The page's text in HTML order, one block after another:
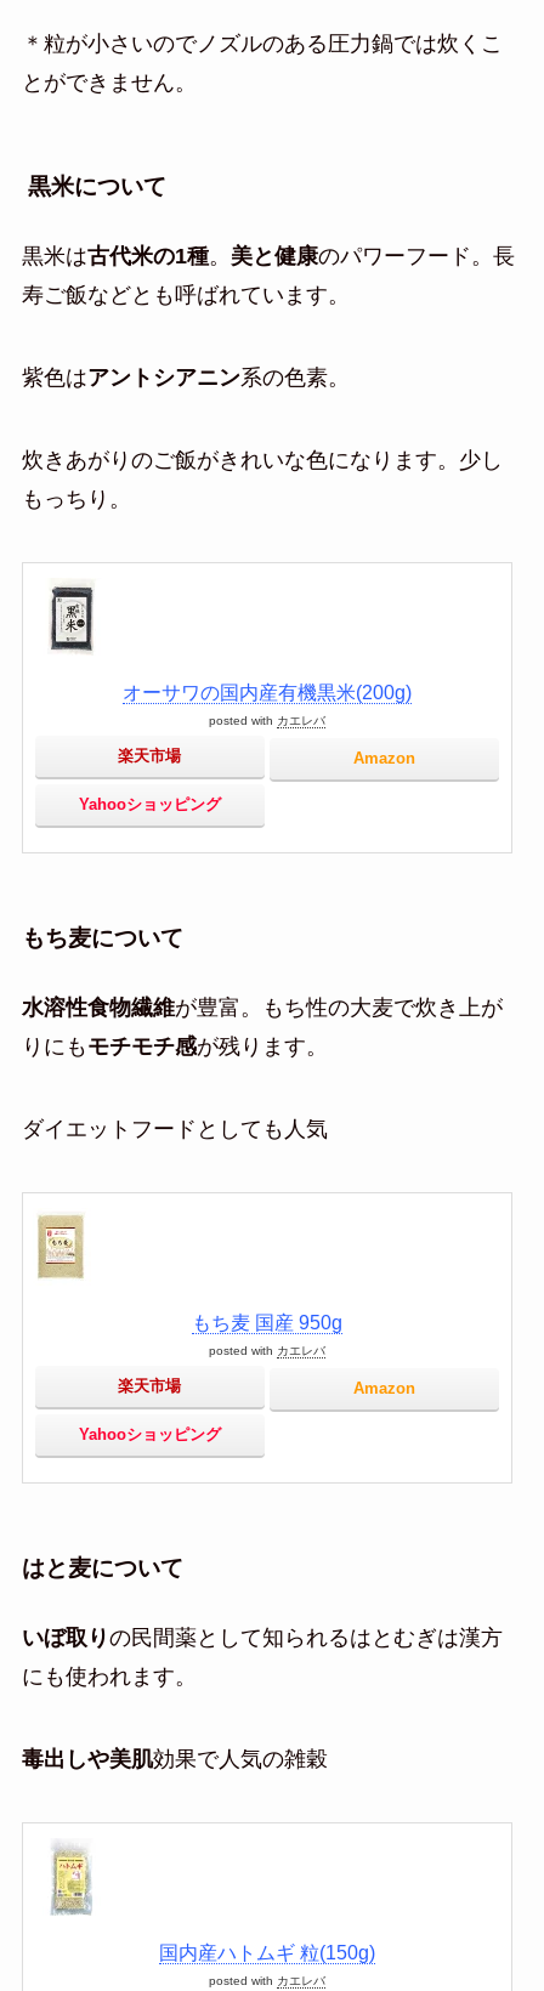
＊粒が小さいのでノズルのある圧力鍋では炊くこ
とができません。
黒米について
黒米は古代米の1種。 美と健康のパワーフード。長
寿ご飯などとも呼ばれています。
紫色はアントシアニン系の色素。
炊きあがりのご飯がきれいな色になります。少し
もっちり。
オーサワの国内産有機黒米(200g)
posted with カエレバ
楽天市場 Amazon
Yahooショッピング
もち麦について
水溶性食物繊維が豊富。もち性の大麦で炊き上が
りにもモチモチ感が残ります。
ダイエットフードとしても人気
もち麦 国産 950g
posted with カエレバ
楽天市場 Amazon
Yahooショッピング
はと麦について
いぼ取りの民間薬として知られるはとむぎは漢方
にも使われます。
毒出しや美肌効果で人気の雑穀
国内産ハトムギ 粒(150g)
posted with カエレバ